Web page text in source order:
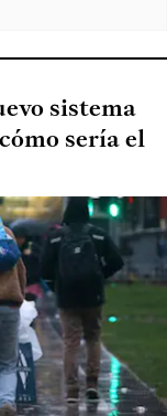
sistema
sería el